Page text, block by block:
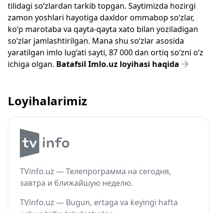
tilidagi so‘zlardan tarkib topgan. Saytimizda hozirgi
zamon yoshlari hayotiga daxldor ommabop so‘zlar,
ko‘p marotaba va qayta-qayta xato bilan yoziladigan
so‘zlar jamlashtirilgan. Mana shu so‘zlar asosida
yaratilgan imlo lug‘ati sayti, 87 000 dan ortiq so‘zni o‘z
ichiga olgan. Batafsil Imlo.uz loyihasi haqida
Loyihalarimiz
TVinfo.uz — Телепрограмма на сегодня,
завтра и ближайшую неделю.
TVinfo.uz — Bugun, ertaga va keyingi hafta